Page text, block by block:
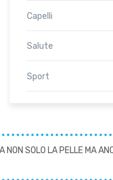
Capelli
Salute
Sport
NON SOLO LA PELLE MA